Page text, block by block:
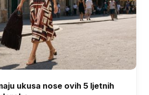
ukusa nose ovih 5 ljetnih